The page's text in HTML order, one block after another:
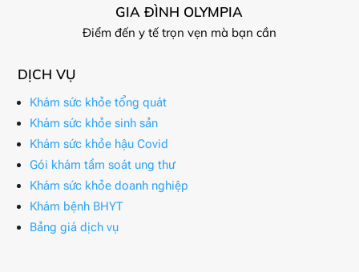
GIA ĐÌNH OLYMPIA
Điểm đến y tế trọn vẹn mà bạn cần
DỊCH VỤ
Khám sức khỏe tổng quát
Khám sức khỏe sinh sản
Khám sức khỏe hậu Covid
Gói khám tầm soát ung thư
Khám sức khỏe doanh nghiệp
Khám bệnh BHYT
Bảng giá dịch vụ